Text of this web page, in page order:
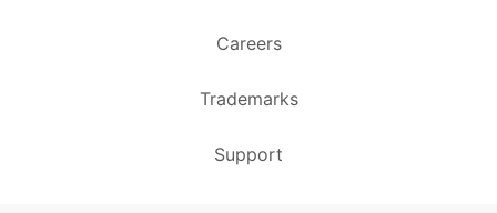
Careers
Trademarks
Support